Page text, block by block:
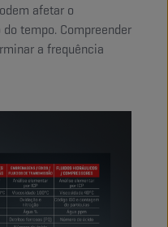
afetar o
tempo. Compreender
a frequência